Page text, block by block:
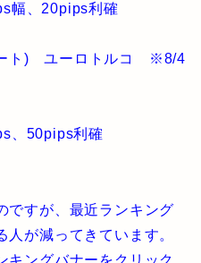
幅、20pips利確
ート) ユーロトルコ ※8/4
、50pips利確
ですが、最近ランキング
が減ってきています。
キングバナーをクリック